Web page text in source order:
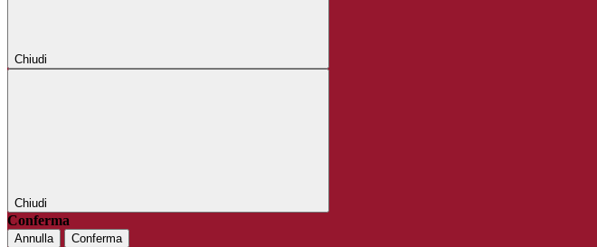
Chiudi
Chiudi
Conferma
Annulla Conferma